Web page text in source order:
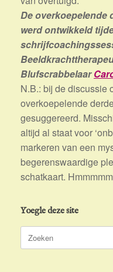
De overkoepelende
werd ontwikkeld
Blufscrabbelaar
N.B.: bij de discussie
overkoepelende
gesuggereerd.
altijd al staat voor
markeren van een
begerenswaardige
schatkaart.
Yoegle deze site
Zoeken
naar: